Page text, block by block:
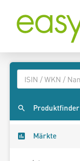
Produktfinder
Märkte